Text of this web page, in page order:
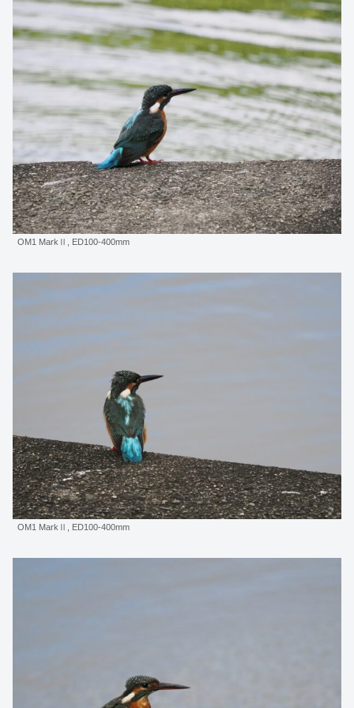
OM1 MarkⅡ, ED100-400mm
OM1 MarkⅡ, ED100-400mm